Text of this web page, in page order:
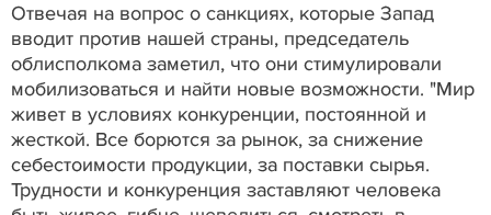
Отвечая на вопрос о санкциях, которые Запад
вводит против нашей страны, председатель
облисполкома заметил, что они стимулировали
мобилизоваться и найти новые возможности. "Мир
живет в условиях конкуренции, постоянной и
жесткой. Все борются за рынок, за снижение
себестоимости продукции, за поставки сырья.
Трудности и конкуренция заставляют человека